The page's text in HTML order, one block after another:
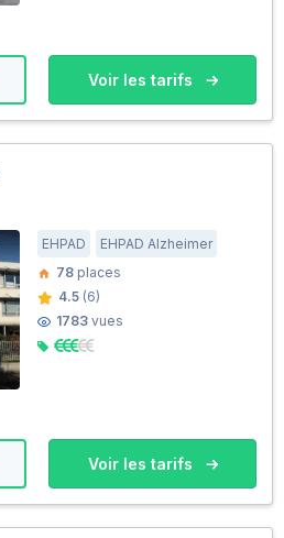
Voir les tarifs
EHPAD
EHPAD Alzheimer
78 places
4.5 (6)
1783 vues
Voir les tarifs